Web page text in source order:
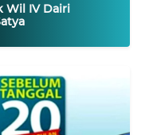
Wil IV Dairi